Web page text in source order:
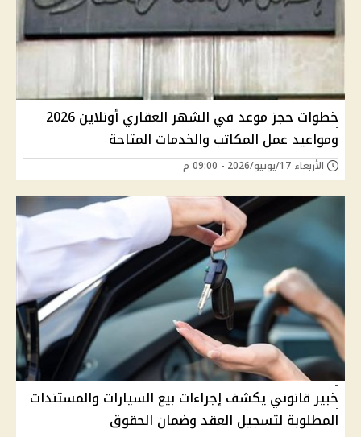
خطوات حجز موعد في الشهر العقاري أونلاين 2026
ومواعيد عمل المكاتب والخدمات المتاحة
الأربعاء 17/يونيو/2026 - 09:00 م
خبير قانوني يكشف إجراءات بيع السيارات والمستندات
المطلوبة لتسجيل العقد وضمان الحقوق